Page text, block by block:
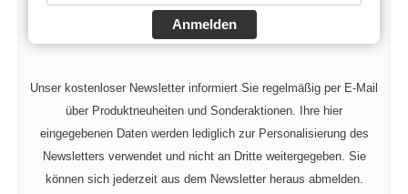
Anmelden
Unser kostenloser Newsletter informiert Sie regelmäßig per E-Mail
über Produktneuheiten und Sonderaktionen. Ihre hier
eingegebenen Daten werden lediglich zur Personalisierung des
Newsletters verwendet und nicht an Dritte weitergegeben. Sie
können sich jederzeit aus dem Newsletter heraus abmelden.